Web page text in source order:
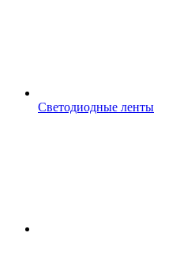
Светодиодные ленты